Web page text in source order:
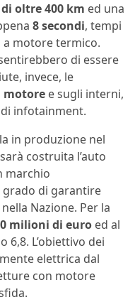
oltre 400 km ed una
8 secondi, tempi
a motore termico.
di essere
invece, le
motore e sugli interni,
infotainment.
in produzione nel
costruita l’auto
marchio
di garantire
nella Nazione. Per la
milioni di euro ed al
6,8. L’obiettivo dei
elettrica dal
con motore